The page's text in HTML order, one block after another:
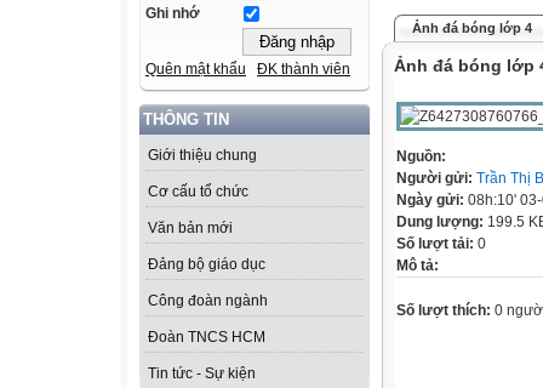
Ghi nhớ
Quên mật khẩu ĐK thành viên
THÔNG TIN
Giới thiệu chung
Cơ cấu tổ chức
Văn bản mới
Đảng bộ giáo dục
Công đoàn ngành
Đoàn TNCS HCM
Tin tức - Sự kiện
Ảnh đá bóng lớp 4
Ảnh đá bóng lớp
Nguồn:
Người gửi: Trần Thị
Ngày gửi: 08h:10'
Dung lượng: 199.5
Số lượt tải: 0
Mô tả:
Số lượt thích: 0